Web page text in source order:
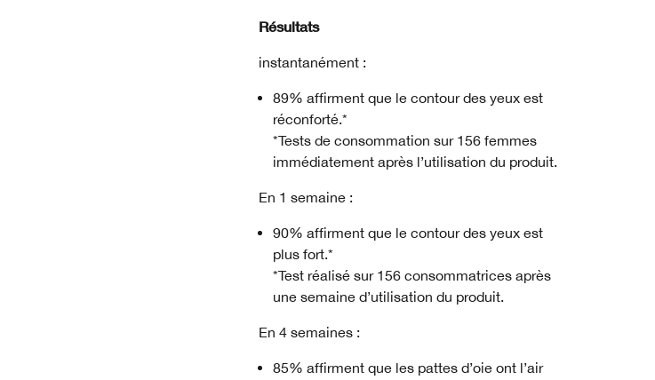
Résultats
instantanément :
89% affirment que le contour des yeux est
réconforté.*
*Tests de consommation sur 156 femmes
immédiatement après l’utilisation du produit.
En 1 semaine :
90% affirment que le contour des yeux est
plus fort.*
*Test réalisé sur 156 consommatrices après
une semaine d’utilisation du produit.
En 4 semaines :
85% affirment que les pattes d’oie ont l’air